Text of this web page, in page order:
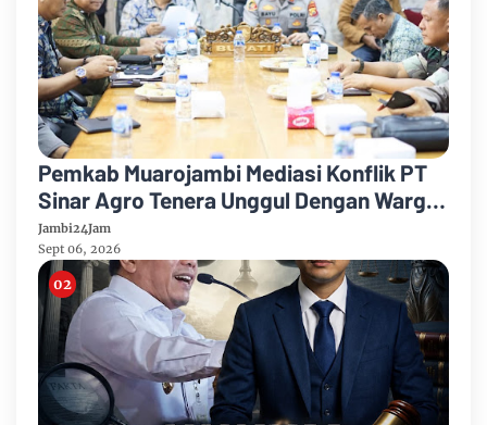
Pemkab Muarojambi Mediasi Konflik PT
Sinar Agro Tenera Unggul Dengan Warga
Sipin Teluk Duren
Jambi24Jam
Sept 06, 2026